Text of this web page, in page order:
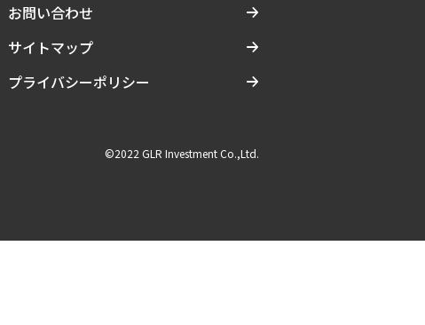
お問い合わせ
サイトマップ
プライバシーポリシー
©2022 GLR Investment Co.,Ltd.